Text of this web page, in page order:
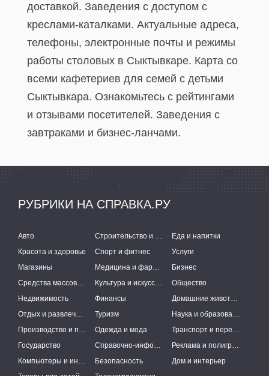
доставкой. Заведения с доступом с
креслами-каталками. Актуальные адреса,
телефоны, электронные почты и режимы
работы столовых в Сыктывкаре. Карта со
всеми кафетериев для семей с детьми
Сыктывкара. Ознакомьтесь с рейтингами
и отзывами посетителей. Заведения с
завтраками и бизнес-ланчами.
РУБРИКИ НА СПРАВКА.РУ
Авто Строительство и ремонт
Еда и напитки
Красота и здоровье
Спорт и фитнес
Услуги
Магазины
Медицина и фармацевтика
Бизнес
Средства массовой информации
Культура и искусство
Общество
Недвижимость
Финансы
Домашние животные
Отдых и развлечения
Туризм
Наука и образование
Производство и поставки
Одежда и мода
Транспорт и перевозки
Государство
Справочно-информационные системы
Реклама и полиграфия
Компьютеры и интернет
Безопасность
Дом и интерьер